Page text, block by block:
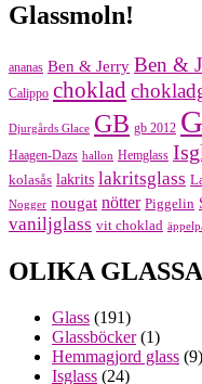
Glassmoln!
ananas Ben & Jerry Ben &
Calippo choklad
Djurgårds Glace GB gb 2012
Haagen-Dazs hallon Hemglass
kolasås lakrits lakritsglass
Nogger nougat nötter Piggelin
vaniljglass vit choklad
OLIKA
Glass (191)
Glassböcker(1)
Hemmagjord glass (9)
Isglass (24)